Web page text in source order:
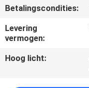
OFFERTE
AAN
SITEMAP
Betalingscondities:
Levering
vermogen:
Hoog licht: